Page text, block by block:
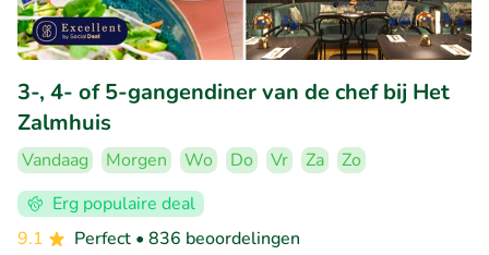
3-, 4- of 5-gangendiner van de chef bij Het
Zalmhuis
Vandaag Morgen Wo Do Vr Za
Zo
Erg populaire deal
9.1
Perfect • 836 beoordelingen